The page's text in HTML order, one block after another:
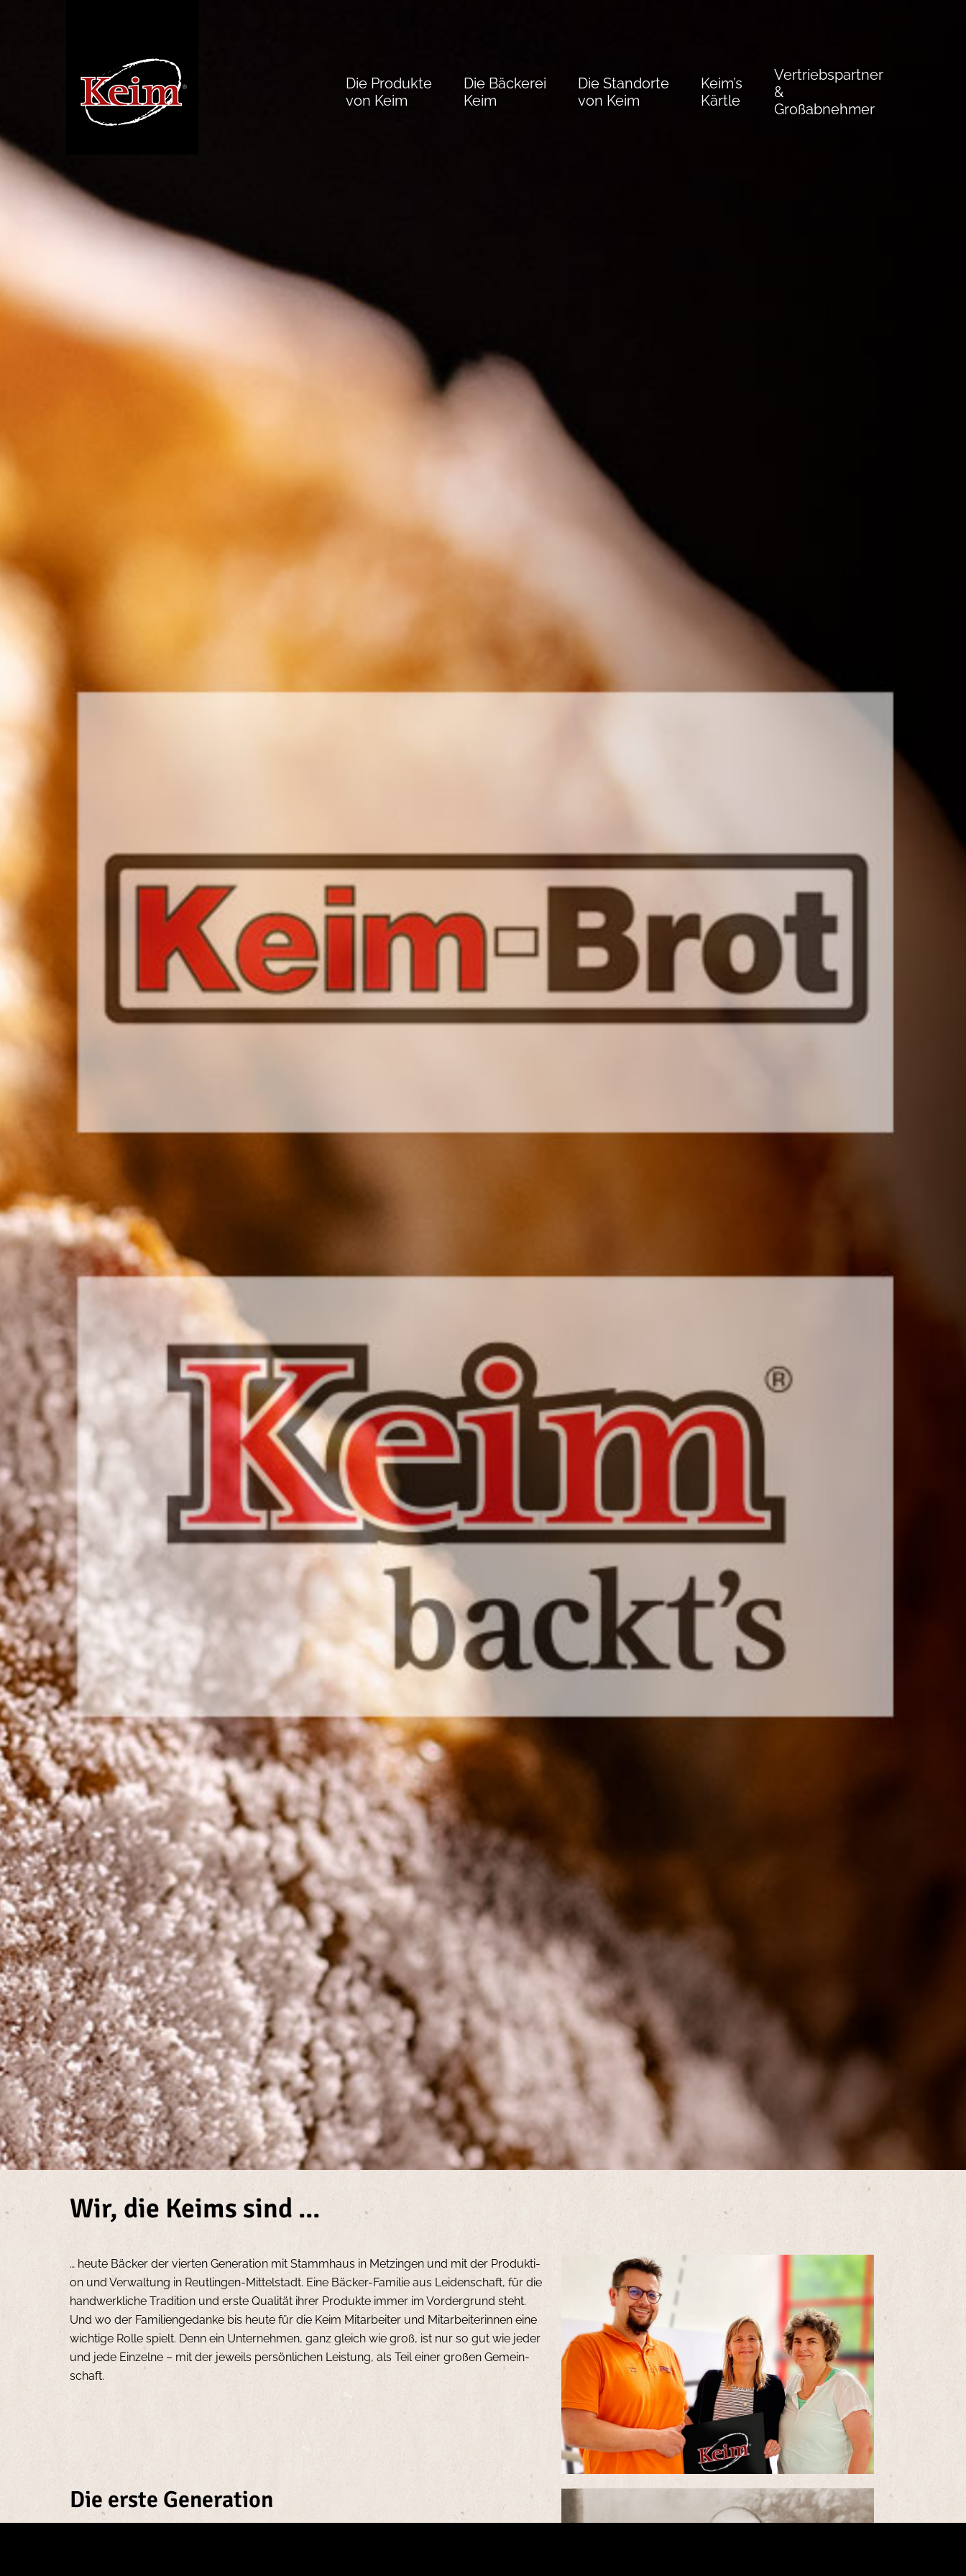
Die Produkte
von Keim
Die Bäckerei
Keim
Die Standorte
von Keim
Keim’s
Kärtle
Vertriebspartner
&
Großabnehmer
Die Familie
Keim,
Geschichte
und heute
Wir, die Keims sind ...
… heute Bä­cker der vierten Ge­ne­ra­ti­on mit Stamm­haus in Met­zin­gen und mit der Pro­duk­ti­
on und Ver­wal­tung in Reut­lin­gen-Mit­tel­stadt. Eine Bä­cker-Fa­mi­lie aus Lei­den­schaft, für die
hand­werk­li­che Tra­di­ti­on und erste Qua­li­tät ihrer Pro­duk­te immer im Vor­der­grund steht.
Und wo der Fa­mi­li­en­ge­dan­ke bis heute für die Keim Mit­ar­bei­ter und Mit­ar­bei­te­rin­nen eine
wich­ti­ge Rolle spielt. Denn ein Un­ter­neh­men, ganz gleich wie groß, ist nur so gut wie jeder
und jede Ein­zel­ne – mit der je­weils per­sön­li­chen Leis­tung, als Teil einer gro­ßen Ge­mein­
schaft.
Die erste Generation